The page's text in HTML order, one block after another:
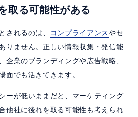
取る可能性がある
されるのは、 コンプライアンスやセ
りません。正しい情報収集・発信能
企業のブランディングや広告戦略、
面でも活きてきます。
ーが低いままだと、マーケティング
他社に後れを取る可能性も考えられ